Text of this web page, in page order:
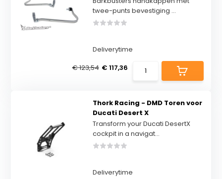
twee-punts bevestiging ...
Deliverytime
€ 123,54 € 117,36
Thork Racing - DMD Toren voor
Ducati Desert X
Transform your Ducati DesertX
cockpit in a navigat...
Deliverytime